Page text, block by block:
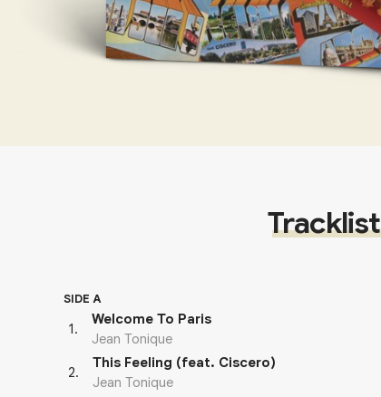
Tracklist
SIDE A
1.
Welcome To Paris
Jean Tonique
2.
This Feeling (feat. Ciscero)
Jean Tonique